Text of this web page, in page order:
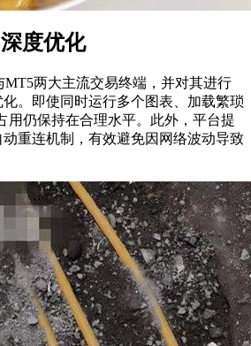
度优化
两大主流交易终端，并对其进行
。即使同时运行多个图表、加载繁琐
用仍保持在合理水平。此外，平台提
重连机制，有效避免因网络波动导致